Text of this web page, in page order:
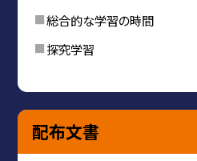
総合的な学習の時間
探究学習
配布文書